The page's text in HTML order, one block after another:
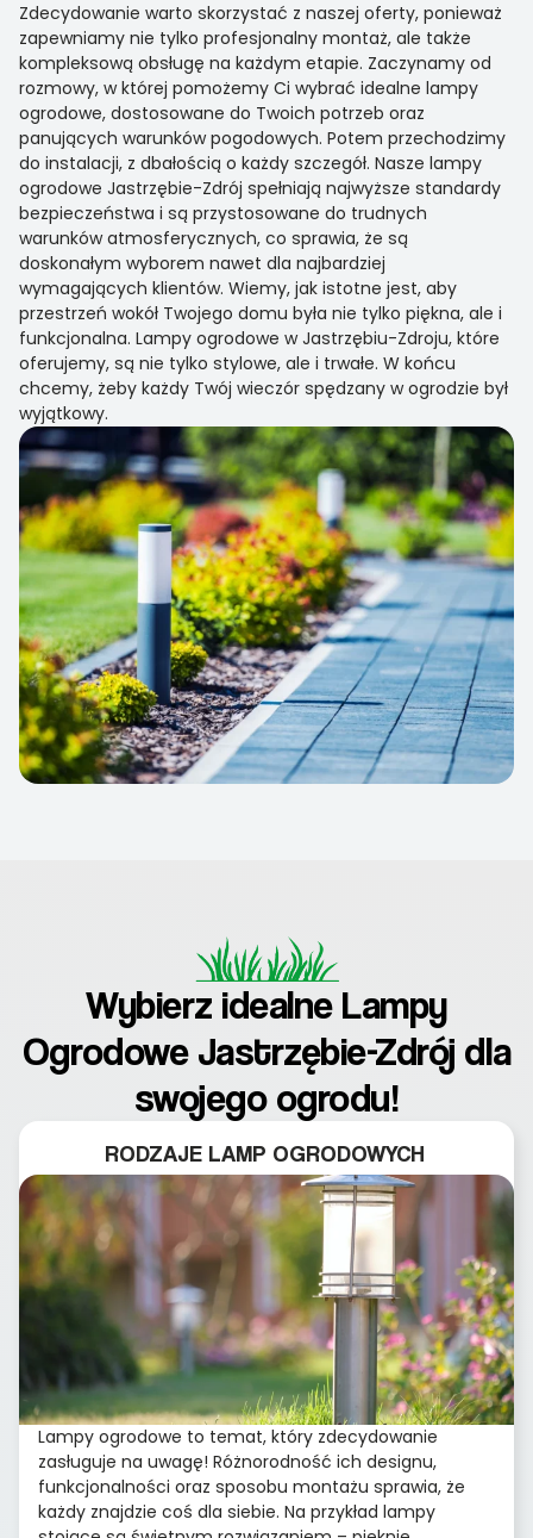
Zdecydowanie warto skorzystać z naszej oferty, ponieważ
zapewniamy nie tylko profesjonalny montaż, ale także
kompleksową obsługę na każdym etapie. Zaczynamy od
rozmowy, w której pomożemy Ci wybrać idealne lampy
ogrodowe, dostosowane do Twoich potrzeb oraz
panujących warunków pogodowych. Potem przechodzimy
do instalacji, z dbałością o każdy szczegół. Nasze lampy
ogrodowe Jastrzębie-Zdrój spełniają najwyższe standardy
bezpieczeństwa i są przystosowane do trudnych
warunków atmosferycznych, co sprawia, że są
doskonałym wyborem nawet dla najbardziej
wymagających klientów. Wiemy, jak istotne jest, aby
przestrzeń wokół Twojego domu była nie tylko piękna, ale i
funkcjonalna. Lampy ogrodowe w Jastrzębiu-Zdroju, które
oferujemy, są nie tylko stylowe, ale i trwałe. W końcu
chcemy, żeby każdy Twój wieczór spędzany w ogrodzie był
wyjątkowy.
Wybierz idealne Lampy
Ogrodowe Jastrzębie-Zdrój dla
swojego ogrodu!
RODZAJE LAMP OGRODOWYCH
Lampy ogrodowe to temat, który zdecydowanie
zasługuje na uwagę! Różnorodność ich designu,
funkcjonalności oraz sposobu montażu sprawia, że
każdy znajdzie coś dla siebie. Na przykład lampy